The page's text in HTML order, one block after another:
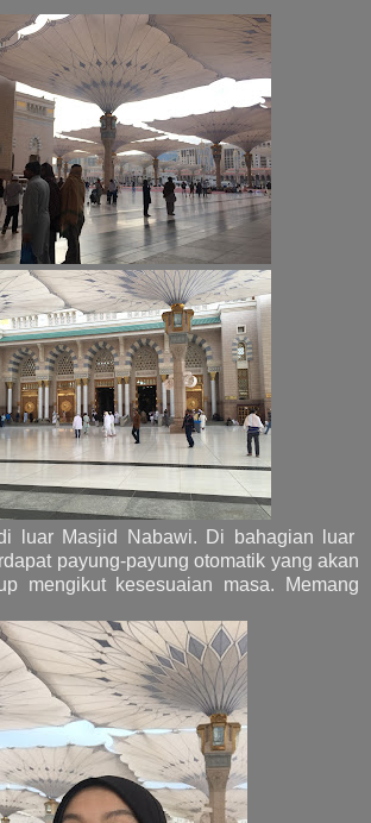
luar Masjid Nabawi. Di bahagian luar
payung-payung otomatik yang akan
mengikut kesesuaian masa. Memang